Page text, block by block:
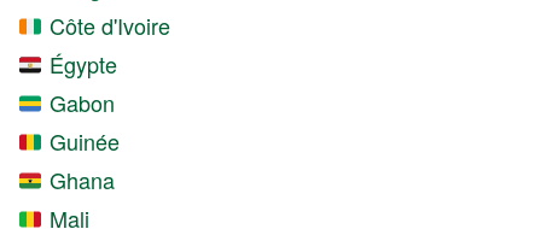
Côte d'Ivoire
Égypte
Gabon
Guinée
Ghana
Mali